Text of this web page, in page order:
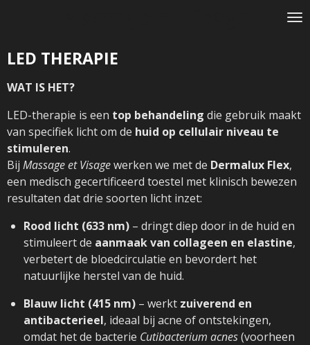
de
hoofdinhoud
LED THERAPIE
WAT IS HET?
LED-therapie is een top behandeling die gebruik maakt
van specifiek licht om de huid op cellulair niveau te
stimuleren.
Bij Massage et Visagewerken we met de Dermalux Flex,
een medisch gecertificeerd toestel met klinisch bewezen
resultaten dat drie soorten licht inzet:
Rood licht (633 nm) – dringt diep door in de huid en
stimuleert de aanmaak van collageen en elastine,
verbetert de bloedcirculatie en bevordert het
natuurlijke herstel van de huid.
Blauw licht (415 nm) – werkt zuiverend en
antibacterieel, ideaal bij acne of ontstekingen,
omdat het de bacterie Cutibacterium acnes(voorheen